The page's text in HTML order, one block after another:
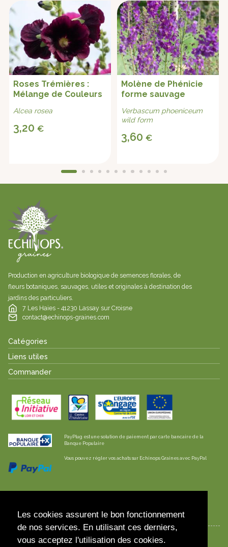
Les cookies assurent le bon fonctionnement
de nos services. En utilisant ces derniers,
vous acceptez l'utilisation des cookies.
Roses Trémières :
Mélange de Couleurs
Alcea rosea
3,20 €
Molène de Phénicie
forme sauvage
Verbascum phoeniceum
wild form
3,60 €
Production en agriculture biologique de semences florales, de
fleurs botaniques, sauvages, utiles et originales à destination des
jardins des particuliers.
7 Les Haies - 41230 Lassay sur Croisne
contact@echinops-graines.com
Catégories
Liens utiles
Commander
PayPlug est une solution de paiement par carte bancaire de la
Banque Populaire
Vous pouvez régler vos achats sur Echinops Graines avec PayPal